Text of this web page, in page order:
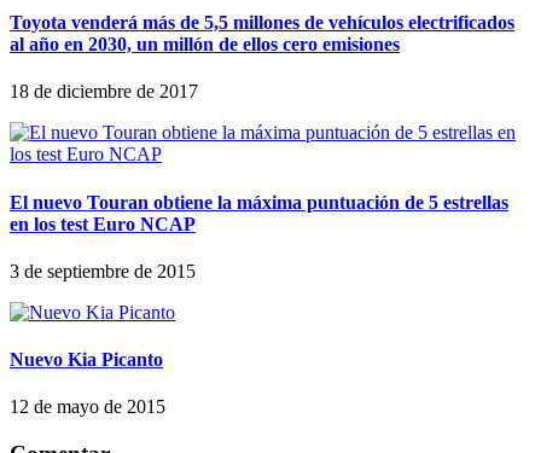
Toyota venderá más de 5,5 millones de vehículos electrificados
al año en 2030, un millón de ellos cero emisiones
18 de diciembre de 2017
El nuevo Touran obtiene la máxima puntuación de 5 estrellas
en los test Euro NCAP
3 de septiembre de 2015
Nuevo Kia Picanto
12 de mayo de 2015